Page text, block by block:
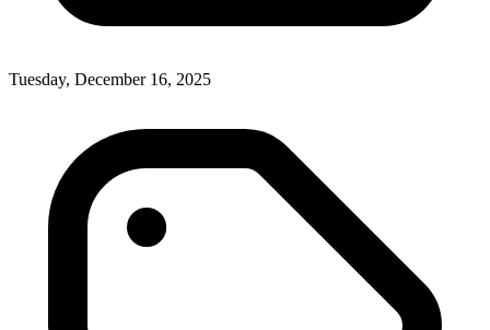
Tuesday, December 16, 2025